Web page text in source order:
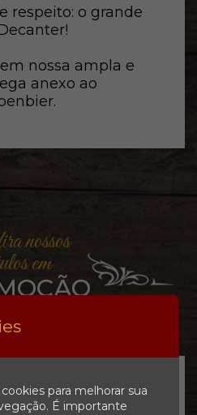
respeito: o grande
nossa ampla e
anexo ao
nossos
em
para melhorar sua
É importante